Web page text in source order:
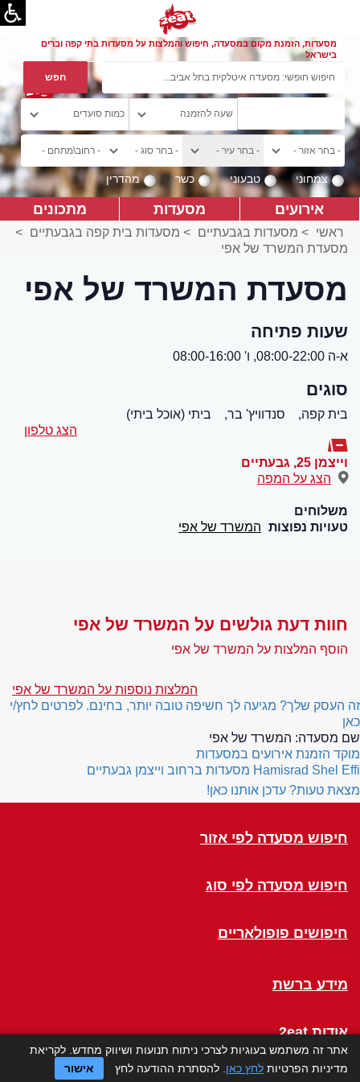
מסעדות, הזמנת מקום במסעדה, חיפוש והמלצות על מסעדות בתי קפה וברים
בישראל
צמחוני טבעוני כשר מהדרין
אירועים מסעדות מתכונים
ראשי > מסעדות בגבעתיים > מסעדות בית קפה בגבעתיים >
מסעדת המשרד של אפי
מסעדת המשרד של אפי
שעות פתיחה
א-ה 08:00-22:00, ו' 08:00-16:00
סוגים
בית קפה, סנדוויץ' בר,
ביתי (אוכל ביתי)
הצג טלפון
וייצמן 25 , גבעתיים
הצג על המפה
משלוחים
טעויות נפוצות המשרד של אפי
חוות דעת גולשים על המשרד של אפי
הוסף המלצות על המשרד של אפי
המלצות נוספות על המשרד של אפי
זה העסק שלך? מגיעה לך חשיפה טובה יותר, בחינם. לפרטים לחץ/י
כאן
שם מסעדה: המשרד של אפי
מוקד הזמנת אירועים במסעדות
Hamisrad Shel Effi מסעדות ברחוב וייצמן גבעתיים
מצאת טעות? עדכן אותנו כאן!
חיפוש מסעדה לפי אזור
חיפוש מסעדה לפי סוג
חיפושים פופולאריים
מידע ברשת
אודות 2eat
Click a Table
אתר זה משתמש בעוגיות לצרכי ניתוח תנועות ושיווק מחדש. לקריאת
מדיניות הפרטיות לחץ כאן . להסתרת ההודעה לחץ אישור